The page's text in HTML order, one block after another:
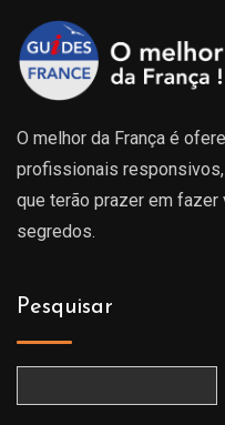
O melhor da França é
profissionais
que terão prazer em
segredos.
Pesquisar